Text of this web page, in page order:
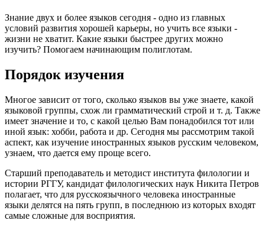
Знание двух и более языков сегодня - одно из главных
условий развития хорошей карьеры, но учить все языки -
жизни не хватит. Какие языки быстрее других можно
изучить? Помогаем начинающим полиглотам.
Порядок изучения
Многое зависит от того, сколько языков вы уже знаете, какой
языковой группы, схож ли грамматический строй и т. д. Также
имеет значение и то, с какой целью Вам понадобился тот или
иной язык: хобби, работа и др. Сегодня мы рассмотрим такой
аспект, как изучение иностранных языков русским человеком,
узнаем, что дается ему проще всего.
Старший преподаватель и методист института филологии и
истории РГГУ, кандидат филологических наук Никита Петров
полагает, что для русскоязычного человека иностранные
языки делятся на пять групп, в последнюю из которых входят
самые сложные для восприятия.